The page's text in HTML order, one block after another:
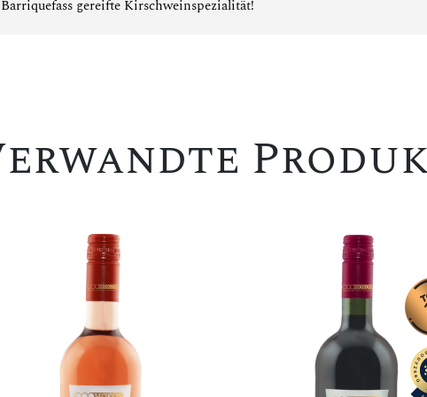
gereifte Kirschweinspezialität!